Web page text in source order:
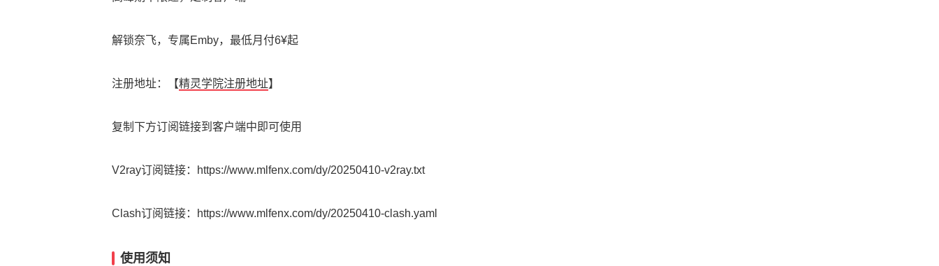
解锁奈飞，专属Emby，最低月付6¥起
注册地址：【精灵学院注册地址】
复制下方订阅链接到客户端中即可使用
V2ray订阅链接：https://www.mlfenx.com/dy/20250410-v2ray.txt
Clash订阅链接：https://www.mlfenx.com/dy/20250410-clash.yaml
使用须知